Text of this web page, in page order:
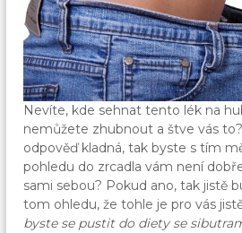
Nevíte, kde sehnat tento lék na
nemůžete zhubnout a štve vás
odpověď kladná, tak byste s tím
pohledu do zrcadla vám není
sami sebou? Pokud ano, tak jistě
tom ohledu, že tohle je pro vás
byste se pustit do diety se